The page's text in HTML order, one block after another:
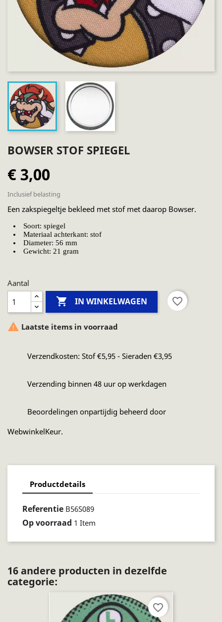
BOWSER STOF SPIEGEL
€ 3,00
Inclusief belasting
Een zakspiegeltje bekleed met stof met daarop Bowser.
Soort: spiegel
Materiaal achterkant: stof
Diameter: 56 mm
Gewicht: 21 gram
Aantal
 IN WINKELWAGEN favorite_border
 Laatste items in voorraad
Verzendkosten: Stof €5,95 - Sieraden €3,95
Verzending binnen 48 uur op werkdagen
Beoordelingen onpartijdig beheerd door
WebwinkelKeur.
Productdetails
Referentie B56S089
Op voorraad 1 Item
16 andere producten in dezelfde
categorie:
favorite_border